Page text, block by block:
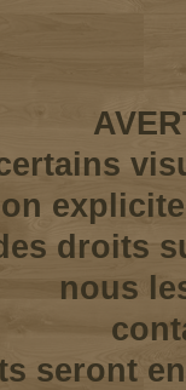
droits
nous
seront